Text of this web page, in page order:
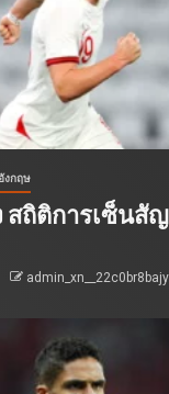
งกฤษ
สถิติการเซ็นสั